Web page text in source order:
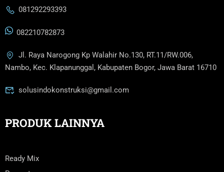
081292293393
082210782873
Jl. Raya Narogong Kp Walahir No.130, RT.11/RW.006,
Nambo, Kec. Klapanunggal, Kabupaten Bogor, Jawa Barat 16710
solusindokonstruksi@gmail.com
PRODUK LAINNYA
Ready Mix